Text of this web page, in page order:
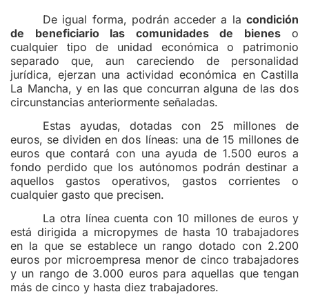
De igual forma, podrán acceder a la condición
de beneficiario las comunidades de bieneso
cualquier tipo de unidad económica o patrimonio
separado que, aun careciendo de personalidad
jurídica, ejerzan una actividad económica en Castilla
La Mancha, y en las que concurran alguna de las dos
circunstancias anteriormente señaladas.
Estas ayudas, dotadas con 25 millones de
euros, se dividen en dos líneas: una de 15 millones de
euros que contará con una ayuda de 1.500 euros a
fondo perdido que los autónomos podrán destinar a
aquellos gastos operativos, gastos corrientes o
cualquier gasto que precisen.
La otra línea cuenta con 10 millones de euros y
está dirigida a micropymes de hasta 10 trabajadores
en la que se establece un rango dotado con 2.200
euros por microempresa menor de cinco trabajadores
y un rango de 3.000 euros para aquellas que tengan
más de cinco y hasta diez trabajadores.